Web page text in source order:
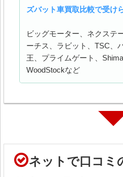
ズバット車買取比較で受け
ビッグモーター、ネクステ
ーチス、ラビット、TSC、
王、プライムゲート、
WoodStockなど
ネットで口コミ